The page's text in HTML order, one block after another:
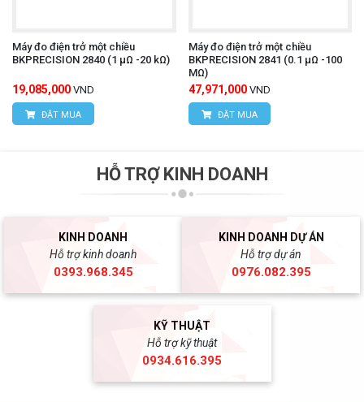
Máy đo điện trở một chiều
BKPRECISION 2840 (1 µΩ -20 kΩ)
19,085,000 VND
ĐẶT MUA
Máy đo điện trở một chiều
BKPRECISION 2841 (0.1 µΩ -100
MΩ)
47,971,000 VND
ĐẶT MUA
HỖ TRỢ KINH DOANH
KINH DOANH
Hỗ trợ kinh doanh
0393.968.345
KINH DOANH DỰ ÁN
Hỗ trợ dự án
0976.082.395
KỸ THUẬT
Hỗ trợ kỹ thuật
0934.616.395